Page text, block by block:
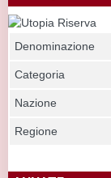
Denominazione
Categoria
Nazione
Regione